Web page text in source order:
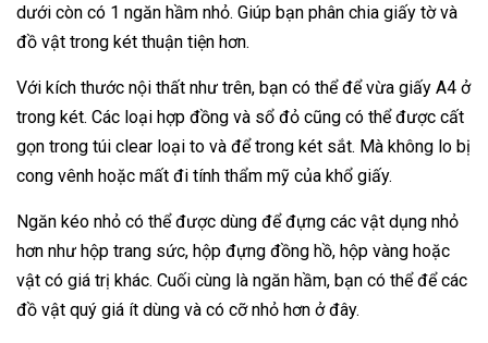
dưới còn có 1 ngăn hầm nhỏ. Giúp bạn phân chia giấy tờ và
đồ vật trong két thuận tiện hơn.
Với kích thước nội thất như trên, bạn có thể để vừa giấy A4 ở
trong két. Các loại hợp đồng và sổ đỏ cũng có thể được cất
gọn trong túi clear loại to và để trong két sắt. Mà không lo bị
cong vênh hoặc mất đi tính thẩm mỹ của khổ giấy.
Ngăn kéo nhỏ có thể được dùng để đựng các vật dụng nhỏ
hơn như hộp trang sức, hộp đựng đồng hồ, hộp vàng hoặc
vật có giá trị khác. Cuối cùng là ngăn hầm, bạn có thể để các
đồ vật quý giá ít dùng và có cỡ nhỏ hơn ở đây.